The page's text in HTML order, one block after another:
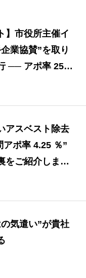
】市役所主催イ
業協賛”を取り
── アポ率 25 %
道のり
アスベスト除去
ポ率 4.25 ％”
をご紹介します
気遣い”が貴社